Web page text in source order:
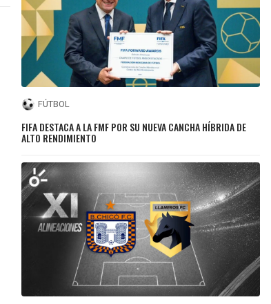
FÚTBOL
FIFA DESTACA A LA FMF POR SU NUEVA CANCHA HÍBRIDA DE
ALTO RENDIMIENTO